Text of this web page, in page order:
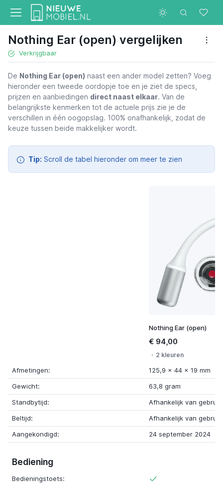
Nothing Ear (open) vergelijken
Verkrijgbaar
Nothing Ear (open)
€ 94,00
De Nothing Ear (open) naast een ander model zetten? Voeg
hieronder een tweede oordopje toe en je ziet de specs,
prijzen en aanbiedingen direct naast elkaar. Van de
belangrijkste kenmerken tot de actuele prijs zie je de
verschillen in één oogopslag. 100% onafhankelijk, zodat de
keuze tussen beide makkelijker wordt.
Tip: Scroll de tabel hieronder om meer te zien
Nothing Ear (open)
€ 94,00
2 kleuren
Afmetingen:
125,9 x 44 x 19 mm
Gewicht:
63,8 gram
Standbytijd:
Afhankelijk van gebruik
Beltijd:
Afhankelijk van gebruik
Aangekondigd:
24 september 2024
Bediening
Bedieningstoets: